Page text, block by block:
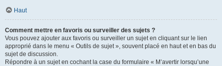
Haut
Comment mettre en favoris ou surveiller des sujets ?
Vous pouvez ajouter aux favoris ou surveiller un sujet en cliquant sur le lien
approprié dans le menu « Outils de sujet », souvent placé en haut et en bas du
sujet de discussion.
Répondre à un sujet en cochant la case du formulaire « M’avertir lorsqu’une